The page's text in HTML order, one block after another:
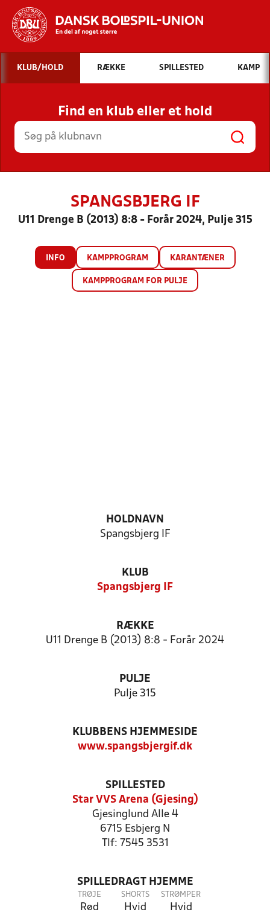
Hvad vil du søge efter?
INDHOLD OG NYHEDER
STILLINGER, RESULTATER, KLUBBER OG
HOLD
KLUB/HOLD RÆKKE SPILLESTED KAMP
Find en klub eller et hold
SPANGSBJERG IF
U11 Drenge B (2013) 8:8 - Forår 2024, Pulje 315
INFO KAMPPROGRAM KARANTÆNER
KAMPPROGRAM FOR PULJE
HOLDNAVN
Spangsbjerg IF
KLUB
Spangsbjerg IF
RÆKKE
U11 Drenge B (2013) 8:8 - Forår 2024
PULJE
Pulje 315
KLUBBENS HJEMMESIDE
www.spangsbjergif.dk
SPILLESTED
Star VVS Arena (Gjesing)
Gjesinglund Alle 4
6715 Esbjerg N
Tlf: 7545 3531
SPILLEDRAGT HJEMME
TRØJE
Rød
SHORTS
Hvid
STRØMPER
Hvid